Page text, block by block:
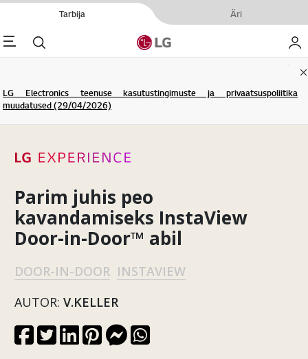
Tarbija Äri
Otsi
LG Electronics teenuse kasutustingimuste ja privaatsuspoliitika
muudatused (29/04/2026)
Parim juhis peo
kavandamiseks InstaView
Door-in-Door™ abil
DOOR-IN-DOOR INSTAVIEW
AUTOR:V.KELLER